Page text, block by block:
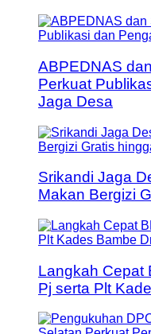
ABPEDNAS
Perkuat
Jaga Desa
Srikandi Jaga
Makan Bergizi
Langkah Cepat
Pj serta Plt